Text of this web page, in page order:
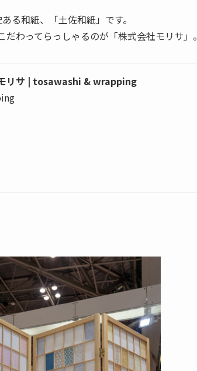
る和紙、「土佐和紙」です。
わってらっしゃるのが「株式会社モリサ」。
リサ | tosawashi & wrapping